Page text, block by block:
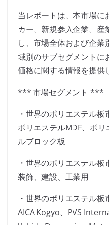
当レポートは、本市場に
カー、新規参入企業、産
し、市場全体および企
域別のサブセグメントに
価格に関する情報を提供
*** 市場セグメント ***
・世界のポリエステル板
ポリエステルMDF、ポ
ルブロック板
・世界のポリエステル板
装飾、建設、工業用
・世界のポリエステル板
AICA Kogyo、PVS